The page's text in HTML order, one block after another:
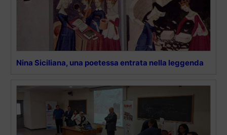
Nina Siciliana, una poetessa entrata nella leggenda